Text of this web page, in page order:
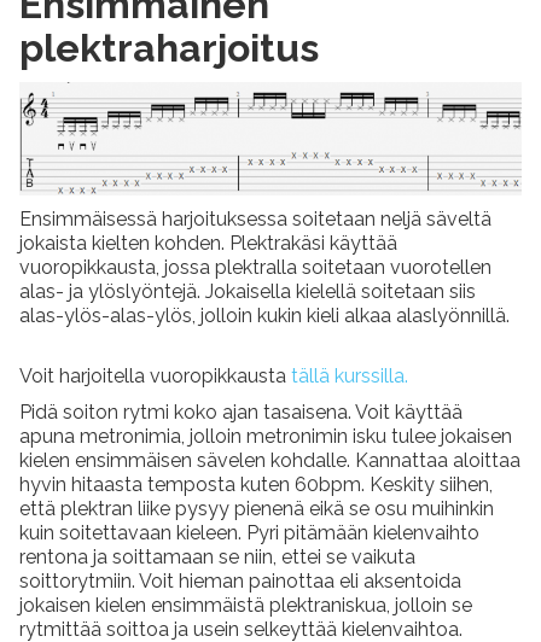
plektraharjoitus
Ensimmäisessä harjoituksessa soitetaan neljä säveltä
jokaista kielten kohden. Plektrakäsi käyttää
vuoropikkausta, jossa plektralla soitetaan vuorotellen
alas- ja ylöslyöntejä. Jokaisella kielellä soitetaan siis
alas-ylös-alas-ylös, jolloin kukin kieli alkaa alaslyönnillä.
Voit harjoitella vuoropikkausta tällä kurssilla.
Pidä soiton rytmi koko ajan tasaisena. Voit käyttää
apuna metronimia, jolloin metronimin isku tulee jokaisen
kielen ensimmäisen sävelen kohdalle. Kannattaa aloittaa
hyvin hitaasta temposta kuten 60bpm. Keskity siihen,
että plektran liike pysyy pienenä eikä se osu muihinkin
kuin soitettavaan kieleen. Pyri pitämään kielenvaihto
rentona ja soittamaan se niin, ettei se vaikuta
soittorytmiin. Voit hieman painottaa eli aksentoida
jokaisen kielen ensimmäistä plektraniskua, jolloin se
rytmittää soittoa ja usein selkeyttää kielenvaihtoa.